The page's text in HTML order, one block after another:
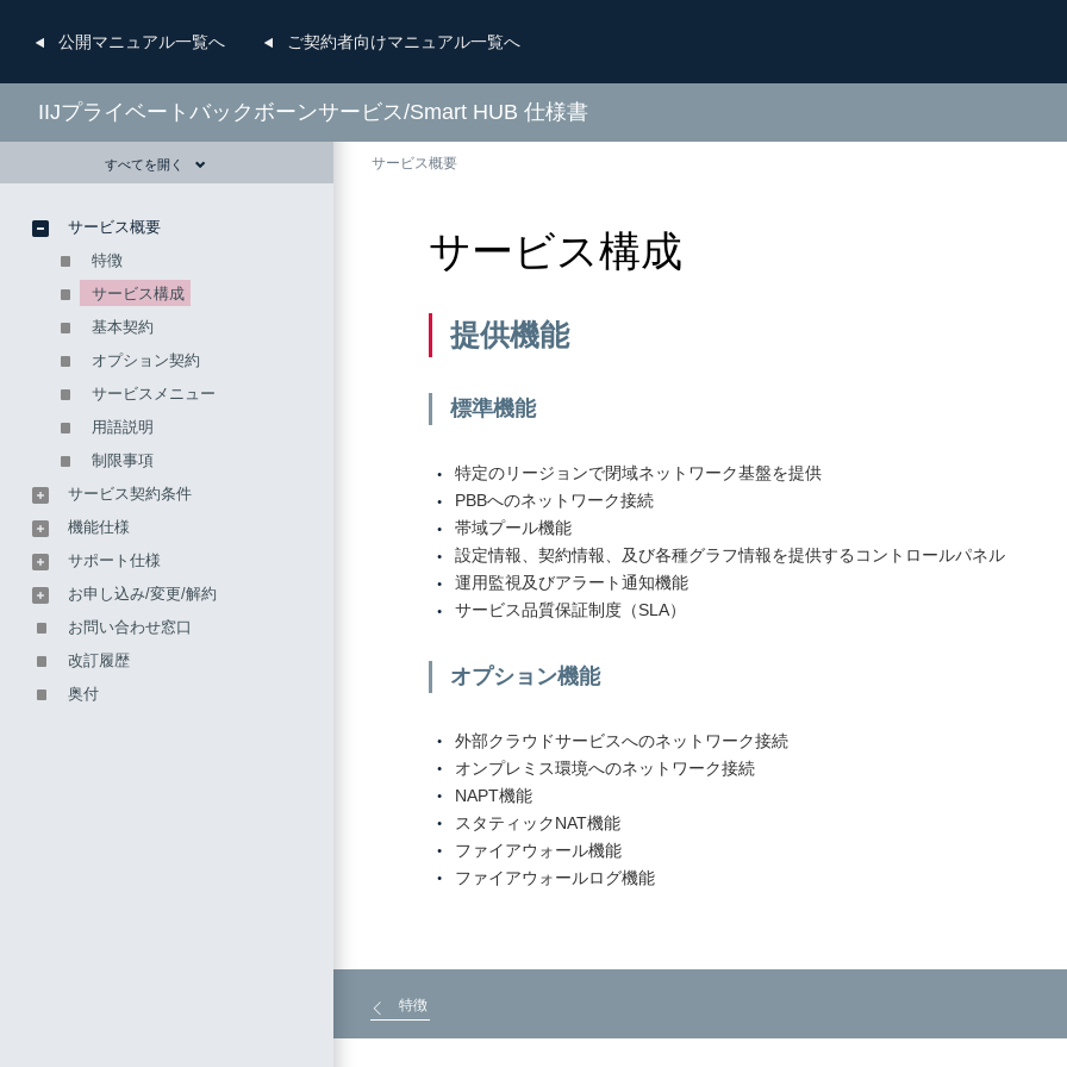
公開マニュアル一覧へ ご契約者向けマニュアル一覧へ
IIJプライベートバックボーンサービス/Smart HUB 仕様書
サービス概要
サービス構成
提供機能
標準機能
特定のリージョンで閉域ネットワーク基盤を提供
PBBへのネットワーク接続
帯域プール機能
設定情報、契約情報、及び各種グラフ情報を提供するコントロールパネル
運用監視及びアラート通知機能
サービス品質保証制度（SLA）
オプション機能
外部クラウドサービスへのネットワーク接続
オンプレミス環境へのネットワーク接続
NAPT機能
スタティックNAT機能
ファイアウォール機能
ファイアウォールログ機能
特徴
すべてを開く
サービス概要
特徴
サービス構成
基本契約
オプション契約
サービスメニュー
用語説明
制限事項
サービス契約条件
機能仕様
サポート仕様
お申し込み/変更/解約
お問い合わせ窓口
改訂履歴
奥付